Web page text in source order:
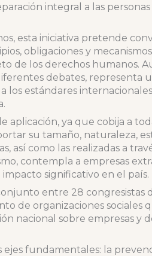
integral a las
esta iniciativa pretende
obligaciones y
de los derechos humanos.
debates, representa
estándares internacionales
aplicación, ya que cobija a
su tamaño, naturaleza,
así como las realizadas a
contempla a empresas
significativo en el país.
entre 28 congresistas
de organizaciones sociales
nacional sobre empresas y
fundamentales: la